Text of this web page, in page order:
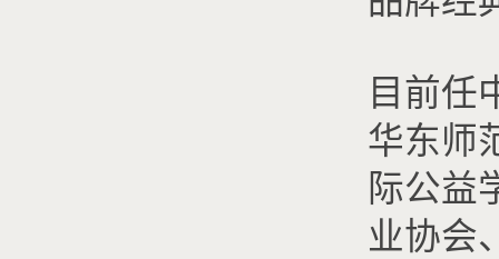
目前任
华东师
际公益
业协会